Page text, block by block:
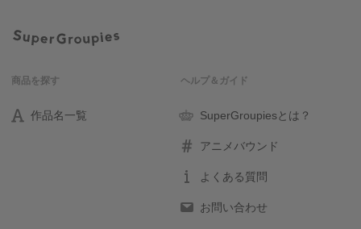
商品を探す
作品名一覧
ヘルプ＆ガイド
SuperGroupiesとは？
アニメバウンド
よくある質問
お問い合わせ